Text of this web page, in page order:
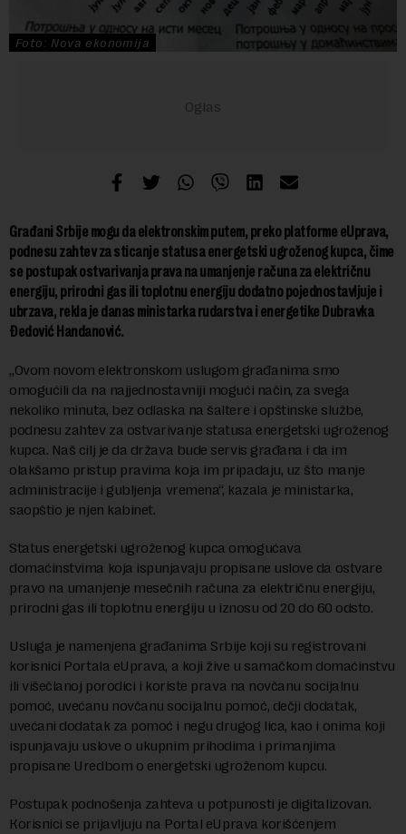
Foto: Nova ekonomija
Građani Srbije mogu da elektronskim putem, preko platforme eUprava,
podnesu zahtev za sticanje statusa energetski ugroženog kupca, čime
se postupak ostvarivanja prava na umanjenje računa za električnu
energiju, prirodni gas ili toplotnu energiju dodatno pojednostavljuje i
ubrzava, rekla je danas ministarka rudarstva i energetike Dubravka
Đedović Handanović.
„Ovom novom elektronskom uslugom građanima smo
omogućili da na najjednostavniji mogući način, za svega
nekoliko minuta, bez odlaska na šaltere i opštinske službe,
podnesu zahtev za ostvarivanje statusa energetski ugroženog
kupca. Naš cilj je da država bude servis građana i da im
olakšamo pristup pravima koja im pripadaju, uz što manje
administracije i gubljenja vremena“, kazala je ministarka,
saopštio je njen kabinet.
Status energetski ugroženog kupca omogućava
domaćinstvima koja ispunjavaju propisane uslove da ostvare
pravo na umanjenje mesečnih računa za električnu energiju,
prirodni gas ili toplotnu energiju u iznosu od 20 do 60 odsto.
Usluga je namenjena građanima Srbije koji su registrovani
korisnici Portala eUprava, a koji žive u samačkom domaćinstvu
ili višečlanoj porodici i koriste prava na novčanu socijalnu
pomoć, uvećanu novčanu socijalnu pomoć, dečji dodatak,
uvećani dodatak za pomoć i negu drugog lica, kao i onima koji
ispunjavaju uslove o ukupnim prihodima i primanjima
propisane Uredbom o energetski ugroženom kupcu.
Postupak podnošenja zahteva u potpunosti je digitalizovan.
Кorisnici se prijavljuju na Portal eUprava korišćenjem